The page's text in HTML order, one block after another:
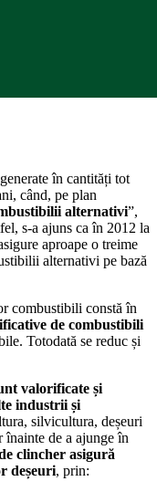
în cantități tot
când, pe plan
alternativi”,
s-a ajuns ca în 2012 la
aproape o treime
alternativi pe bază
combustibili constă în
de combustibili
Totodată se reduc și
valorificate și
industrii și
silvicultura, deșeuri
înainte de a ajunge în
clincher asigură
deșeuri, prin: